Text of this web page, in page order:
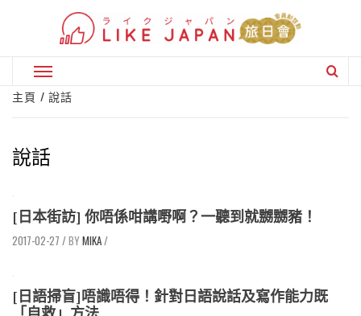
Primary
Menu
主頁 說話
說話
[日本街訪] 你唔係咁講嘢啊？一聽到就嬲嬲豬！
2017-02-27 / MIKA/
[日語掃盲]唔識唔得！針對日語說話及寫作能力既